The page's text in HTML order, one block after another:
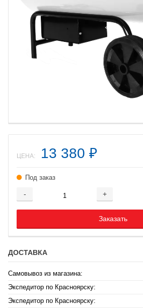
ЦЕНА: 13 380 ₽
Под заказ
- +
Добавляется...
Заказать
Добавлен
ДОСТАВКА
Самовывоз из магазина:
Экспедитор по Красноярску:
Экспедитор по Красноярску: